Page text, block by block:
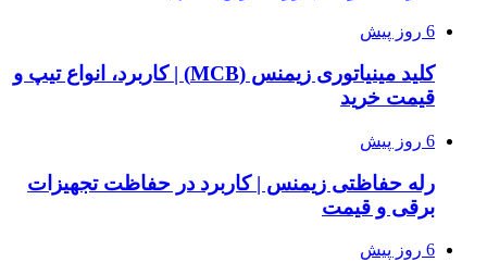
6 روز پیش
کلید مینیاتوری زیمنس (MCB) | کاربرد، انواع تیپ و
قیمت خرید
6 روز پیش
رله حفاظتی زیمنس | کاربرد در حفاظت تجهیزات
برقی و قیمت
6 روز پیش